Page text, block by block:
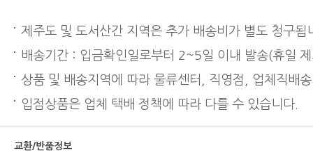
제주도 및 도서산간 지역은 추가 배송비가 별도 청구됩
배송기간 : 입금확인일로부터 2~5일 이내 발송(휴일
상품 및 배송지역에 따라 물류센터, 직영점, 업체직배
입점상품은 업체 택배 정책에 따라 다를 수 있습니다.
교환/반품정보